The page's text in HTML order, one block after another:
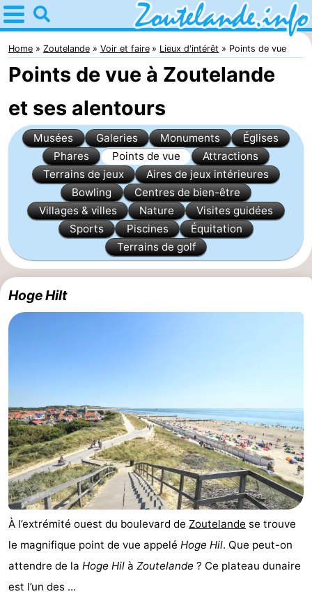
Home
Zoutelande
Astuces
Avec
les
enfants
Webcam
Webcam
Langstraat
Webcam
la
nuit
Appartements
-
Aparthotel
-
Duinweg
18
-
Kurhaus
-
Residentie
Soutelande
Campings
Chambre
d'hôtes
Chaumières
-
Home Zoutelande Voir et faire Lieux d'intérêt Points de vue
Points de vue à Zoutelande
et ses alentours
Musées Galeries Monuments
Églises
Phares
Points de vue
Attractions
Terrains de jeux
Aires de jeux intérieures
Bowling
Centres de bien-être
Villages & villes
Nature
Visites guidées
Sports
Piscines
Équitation
Terrains de golf
Hoge Hilt
À l’extrémité ouest du boulevard de Zoutelande se trouve
le magnifique point de vue appelé Hoge Hil. Que peut-on
attendre de la Hoge Hil à Zoutelande ? Ce plateau dunaire
est l’un des ...